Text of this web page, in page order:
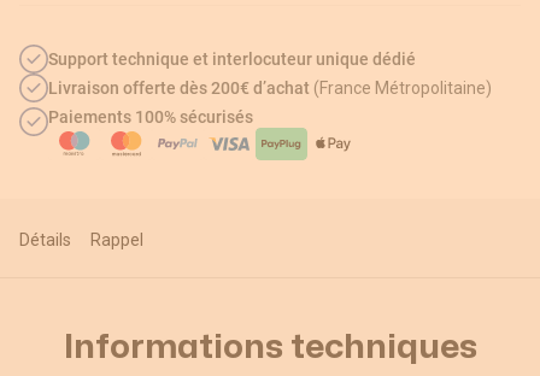
Support technique et interlocuteur unique dédié
Livraison offerte dès 200€ d’achat (France Métropolitaine)
Paiements 100% sécurisés
Détails Rappel
Informations techniques